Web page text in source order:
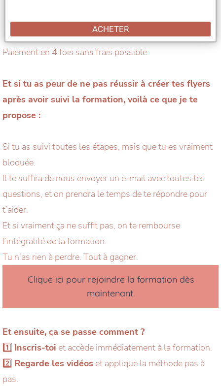
ACHETER
Paiement en 4 fois sans frais possible.
Et si tu as peur de ne pas réussir à créer tes flyers
après avoir suivi la formation, voilà ce que je te
propose :
Si tu as suivi toutes les étapes, mais que tu es vraiment
bloquée.
Il te suffira de nous envoyer un e-mail avec toutes tes
questions, et on prendra le temps de te répondre pour
t’aider.
Et si vraiment ça ne suffit pas, on te rembourse
l’intégralité de la formation.
Tu n’as rien à perdre. Tout à gagner.
Clique ici pour rejoindre la formation dès
maintenant.
Et ensuite, ça se passe comment ?
1️⃣ Inscris-toi et accède immédiatement à la formation.
2️⃣ Regarde les vidéos et applique la méthode pas à
pas.